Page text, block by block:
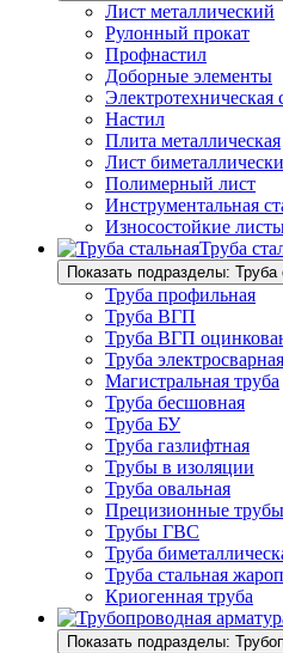
Лист металлический
Рулонный прокат
Профнастил
Доборные элементы
Электротехническая
Настил
Плита металлическая
Лист
Полимерный лист
Инструментальная
Износостойкие
Труба
Показать подразделы: Труба
Труба профильная
Труба ВГП
Труба ВГП
Труба электросварная
Магистральная труба
Труба бесшовная
Труба БУ
Труба газлифтная
Трубы в изоляции
Труба овальная
Прецизионные трубы
Трубы ГВС
Труба
Труба стальная
Криогенная труба
Показать подразделы: